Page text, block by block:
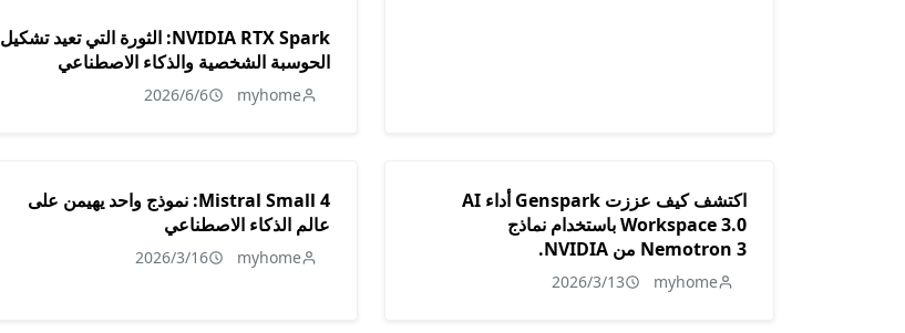
NVIDIA RTX Spark: الثورة التي تعيد تشكيل
الحوسبة الشخصية والذكاء الاصطناعي
myhome
2026/6/6
اكتشف كيف عززت Genspark أداء AI
Workspace 3.0 باستخدام نماذج
Nemotron 3 من NVIDIA.
myhome
2026/3/13
Mistral Small 4: نموذج واحد يهيمن على
عالم الذكاء الاصطناعي
myhome
2026/3/16